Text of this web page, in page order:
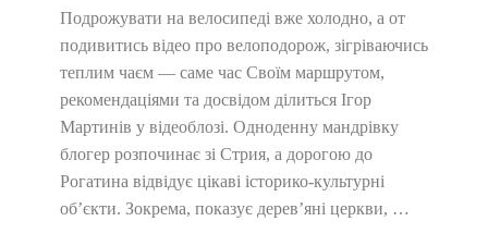
Подрожувати на велосипеді вже холодно, а от
подивитись відео про велоподорож, зігріваючись
теплим чаєм — саме час Своїм маршрутом,
рекомендаціями та досвідом ділиться Ігор
Мартинів у відеоблозі. Одноденну мандрівку
блогер розпочинає зі Стрия, а дорогою до
Рогатина відвідує цікаві історико-культурні
об’єкти. Зокрема, показує дерев’яні церкви, …